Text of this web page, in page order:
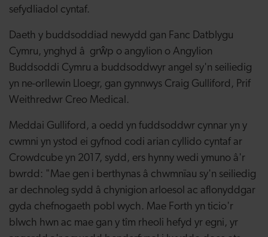
sefydliadol cyntaf.
Daeth y buddsoddiad newydd gan Fanc Datblygu
Cymru, ynghyd â grŵp o angylion o Angylion
Buddsoddi Cymru a buddsoddwyr angel sy'n seiliedig
yn ne-orllewin Lloegr, gan gynnwys Craig Gulliford, Prif
Weithredwr Creo Medical.
Meddai Gulliford, a oedd yn fuddsoddwr cynnar yn y
cwmni yn ystod ei gyfnod codi arian cyllido cyntaf ar
Crowdcube yn 2017, sydd, ers hynny wedi ymuno â'r
bwrdd: "Mae gen i berthynas â chwmnïau sy'n seiliedig
ar dechnoleg sydd â chynigion arloesol ac aflonyddgar
gyda chefnogaeth pobl wych. Mae Forth yn ticio'r
blwch hwn ac mae gan y tîm rheoli hefyd yr egni, yr